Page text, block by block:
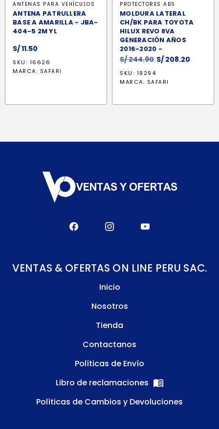
ANTENAS PARA VEHÍCULOS
ANTENA PATRULLERA
BASE A AMARILLA - JBA-
404-5 2M YL
S/11.50
SKU: 16626
MARCA: SAFARI
PROTECTORES ABS
MOLDURA LATERAL
CH/BK PARA TOYOTA
HILUX REVO 8VA
GENERACIÓN AÑOS
2016-2020 -
S/244.90 El
original
S/ 208.20
SKU: 19294
MARCA: SAFARI
VENTAS & OFERTAS ON LINE PERU SAC.
Inicio
Nosotros
Tienda
Contactanos
Políticas de Envío
Libro de reclamaciones
Políticas de Cambios y Devoluciones